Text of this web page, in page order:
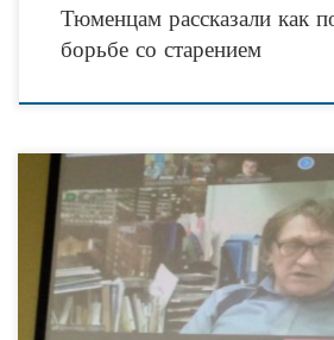
Тюменцам рассказали как
борьбе со старением
25 ноября 2021 г. в Общественной приемной
области (г. Тюмень, ул. Котовского, 54) прошёл
«Профилактика конфликтов в мультикультурных